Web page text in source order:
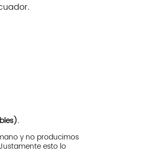
y no producimos
esto lo